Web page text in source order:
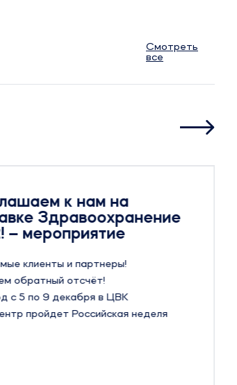
Смотреть
все
к нам на
Здравоохранение
– мероприятие
клиенты и партнеры!
обратный отсчёт!
с 5 по 9 декабря в ЦВК
пройдет Российская неделя